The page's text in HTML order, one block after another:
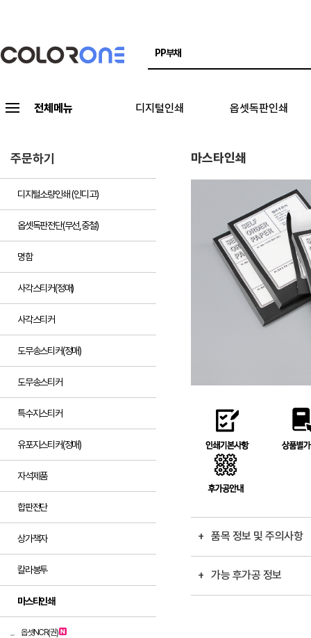
전체메뉴 디지털인쇄 옵셋독판인쇄
주문하기
디지털소량인쇄 (인디고)
옵셋독판전단(무선,중철)
명함
사각스티커(정매)
사각스티커
도무송스티커(정매)
도무송스티커
특수지스티커
유포지스티커(정매)
자석제품
합판전단
상가책자
칼라봉투
마스타인쇄
옵셋NCR(권)
마스타인쇄
+ 품목 정보 및 주의사항
+ 가능 후가공 정보